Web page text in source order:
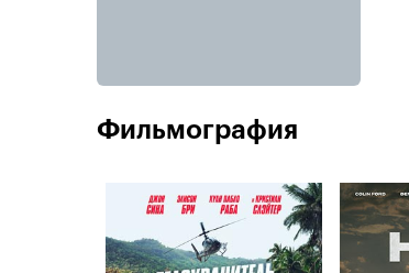
Фильмография